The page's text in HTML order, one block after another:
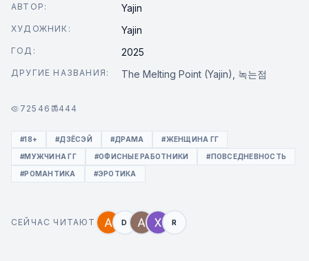
АВТОР: Yajin
ХУДОЖНИК: Yajin
ГОД: 2025
ДРУГИЕ НАЗВАНИЯ: The Melting Point (Yajin), 녹는점
72546 444
#18+ #ДЗЁСЭЙ #ДРАМА #ЖЕНЩИНА ГГ
#МУЖЧИНА ГГ #ОФИСНЫЕ РАБОТНИКИ #ПОВСЕДНЕВНОСТЬ
#РОМАНТИКА #ЭРОТИКА
СЕЙЧАС ЧИТАЮТ D R